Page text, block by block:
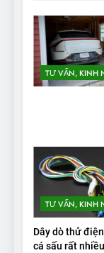
TƯ VẤN, KINH
TƯ VẤN, KINH
Dây dò thử
cá sấu rất